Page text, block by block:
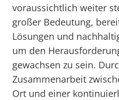
voraussichtlich weiter
großer Bedeutung,
Lösungen und
um den
gewachsen zu sein.
Zusammenarbeit
Ort und einer